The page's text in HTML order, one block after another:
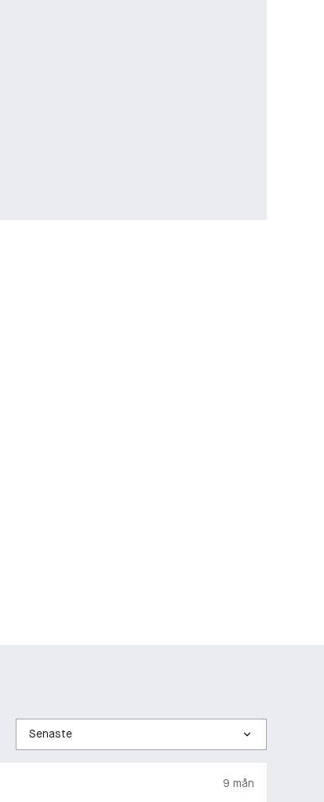
Sortera
efter
9 mån